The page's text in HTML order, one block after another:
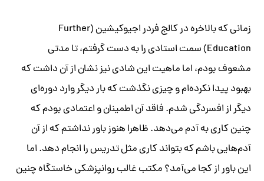
زمانی که بالاخره در کالج فردر اجیوکیشین (Further
Education) سمت استادی را به دست گرفتم، تا مدتی
مشعوف بودم، اما ماهیت این شادی نیز نشان از آن داشت که
بهبود پیدا نکرده‌ام و چیزی نگذشت که بار دیگر وارد دوره‌ای
دیگر از افسردگی شدم. فاقد آن اطمینان و اعتمادی بودم که
چنین کاری به آدم می‌دهد. ظاهرا هنوز باور نداشتم که از آن
آدم‌هایی باشم که بتواند کاری مثل تدریس را انجام دهد. اما
این باور از کجا می‌آمد؟‌ مکتب غالب روانپزشکی خاستگاه چنین